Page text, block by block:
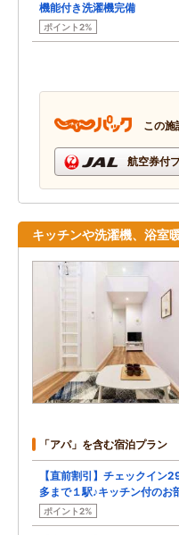
機能付き洗濯機完備
ポイント2%
この施
航空券付
キッチンや洗濯機、浴室
「アパ」を含む宿泊プラン
【直前割引】チェックイン
多まで１駅♪キッチン付のお
ポイント2%